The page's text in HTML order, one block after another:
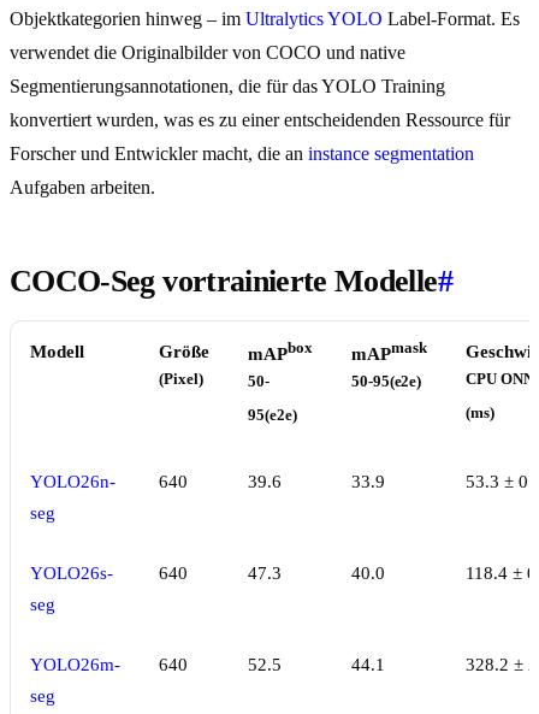
Objektkategorien hinweg – im Ultralytics YOLO Label-Format. Es
verwendet die Originalbilder von COCO und native
Segmentierungsannotationen, die für das YOLO Training
konvertiert wurden, was es zu einer entscheidenden Ressource für
Forscher und Entwickler macht, die an instance segmentation
Aufgaben arbeiten.
COCO-Seg vortrainierte Modelle#
Modell Größe
(Pixel)
mAPbox
50-
95(e2e)
mAPmask
50-95(e2e)
CPU
(ms)
YOLO26n-
seg
640 39.6 33.9 53.3 ±
YOLO26s-
seg
640 47.3 40.0 118.4 ±
YOLO26m-
seg
640 52.5 44.1 328.2 ±